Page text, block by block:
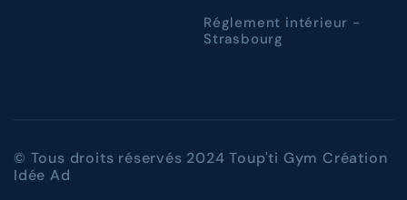
Réglement intérieur -
Strasbourg
© Tous droits réservés 2024 Toup'ti Gym Création
Idée Ad